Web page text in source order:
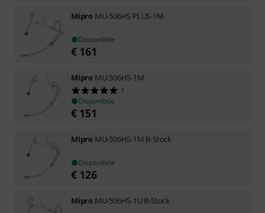
Mipro MU-506HS PLUS-1M
Disponibile
€ 161
Mipro MU-506HS-1M
1
Disponibile
€ 151
Mipro MU-506HS-1M B-Stock
Disponibile
€ 126
Mipro MU-506HS-1U B-Stock